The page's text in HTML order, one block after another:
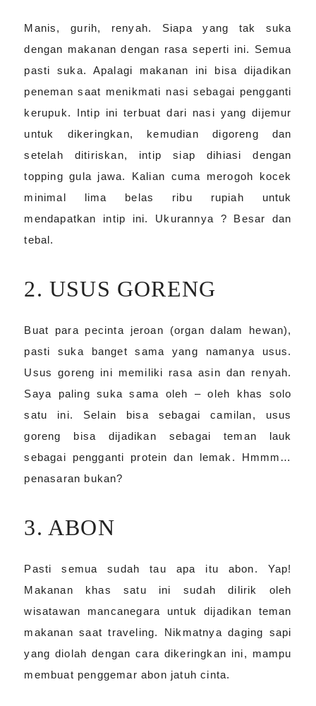
Manis, gurih, renyah. Siapa yang tak suka
dengan makanan dengan rasa seperti ini. Semua
pasti suka. Apalagi makanan ini bisa dijadikan
peneman saat menikmati nasi sebagai pengganti
kerupuk. Intip ini terbuat dari nasi yang dijemur
untuk dikeringkan, kemudian digoreng dan
setelah ditiriskan, intip siap dihiasi dengan
topping gula jawa. Kalian cuma merogoh kocek
minimal lima belas ribu rupiah untuk
mendapatkan intip ini. Ukurannya ? Besar dan
tebal.
2. USUS GORENG
Buat para pecinta jeroan (organ dalam hewan),
pasti suka banget sama yang namanya usus.
Usus goreng ini memiliki rasa asin dan renyah.
Saya paling suka sama oleh – oleh khas solo
satu ini. Selain bisa sebagai camilan, usus
goreng bisa dijadikan sebagai teman lauk
sebagai pengganti protein dan lemak. Hmmm…
penasaran bukan?
3. ABON
Pasti semua sudah tau apa itu abon. Yap!
Makanan khas satu ini sudah dilirik oleh
wisatawan mancanegara untuk dijadikan teman
makanan saat traveling. Nikmatnya daging sapi
yang diolah dengan cara dikeringkan ini, mampu
membuat penggemar abon jatuh cinta.